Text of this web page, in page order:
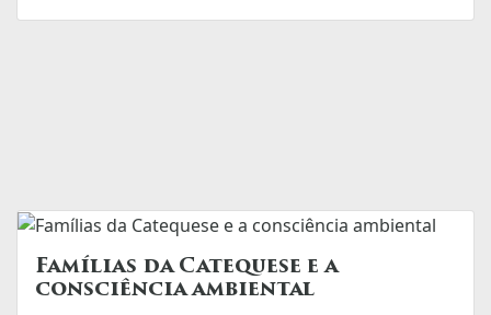
Famílias da Catequese e a
consciência ambiental